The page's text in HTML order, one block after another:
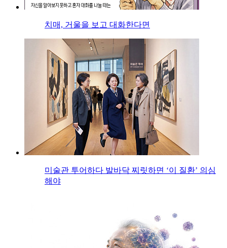
치매, 거울을 보고 대화한다면
미술관 투어하다 발바닥 찌릿하면 ‘이 질환’ 의심
해야